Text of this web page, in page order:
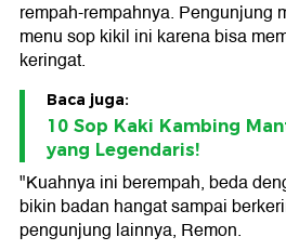
rempah-rempahnya. Pengunjung
menu sop kikil ini karena bisa
keringat.
Baca juga:
10 Sop Kaki Kambing
yang Legendaris!
"Kuahnya ini berempah, beda
bikin badan hangat sampai
pengunjung lainnya, Remon.